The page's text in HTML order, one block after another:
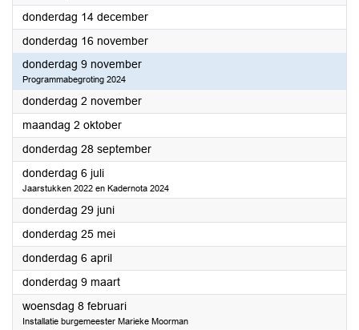
donderdag 14 december2023
donderdag 16 november2023
donderdag 9 november2023
Programmabegroting 2024
donderdag 2 november2023
maandag 2 oktober2023
donderdag 28 september2023
donderdag 6 juli2023
Jaarstukken 2022 en Kadernota 2024
donderdag 29 juni2023
donderdag 25 mei2023
donderdag 6 april2023
donderdag 9 maart2023
woensdag 8 februari2023
Installatie burgemeester Marieke Moorman